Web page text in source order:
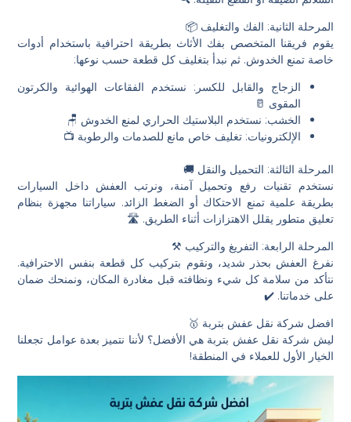
المرحلة الثانية: الفك والتغليف 📦
يقوم فريقنا المتخصص بفك الأثاث بطريقة احترافية باستخدام أدوات
خاصة تمنع الخدوش. ثم نبدأ بتغليف كل قطعة حسب نوعها:
الزجاج والقابل للكسر: نستخدم الفقاعات الهوائية والكرتون
المقوى 🥛
الخشب: نستخدم البلاستيك الحراري لمنع الخدوش 🪑
الإلكترونيات: تغليف خاص مانع للصدمات والرطوبة 📺
المرحلة الثالثة: التحميل والنقل 🚚
نستخدم تقنيات رفع وتحميل آمنة، ونرتب العفش داخل السيارات
بطريقة علمية تمنع الاحتكاك أو الضغط الزائد. سياراتنا مجهزة بنظام
تعليق متطور يقلل الاهتزازات أثناء الطريق. 🛣️
المرحلة الرابعة: التفريغ والتركيب ⚒️
نفرغ العفش بحذر شديد، ونقوم بتركيب كل قطعة بنفس الاحترافية.
نتأكد من سلامة كل شيء ونظافته قبل مغادرة المكان، ونمنحك ضمان
على خدماتنا. ✔️
افضل شركة نقل عفش بتربة 🥇
ليش شركة نقل عفش بتربة هي الأفضل؟ لأننا نتميز بعدة عوامل تجعلنا
الخيار الأول للعملاء في المنطقة!